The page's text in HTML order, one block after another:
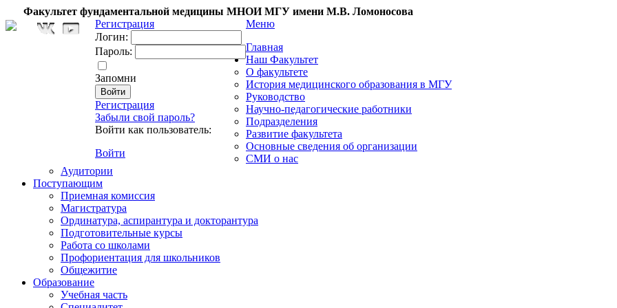
Факультет фундаментальной медицины МНОИ МГУ имени М.В. Ломоносова
Регистрация
Логин:
Пароль:
Запомни
Регистрация
Забыли свой пароль?
Войти как пользователь:
Войти
Меню
Главная
Наш Факультет
О факультете
История медицинского образования в МГУ
Руководство
Научно-педагогические работники
Подразделения
Развитие факультета
Основные сведения об организации
СМИ о нас
Аудитории
Поступающим
Приемная комиссия
Магистратура
Ординатура, аспирантура и докторантура
Подготовительные курсы
Работа со школами
Профориентация для школьников
Общежитие
Образование
Учебная часть